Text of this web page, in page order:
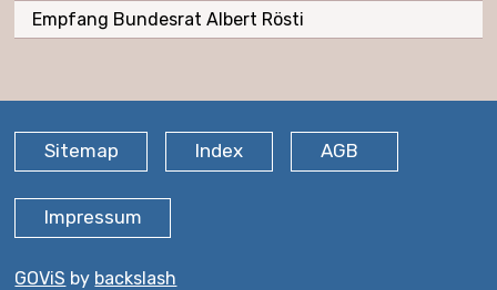
Empfang Bundesrat Albert Rösti
FOOTER
Sitemap Index AGB
Impressum
GOViS by backslash